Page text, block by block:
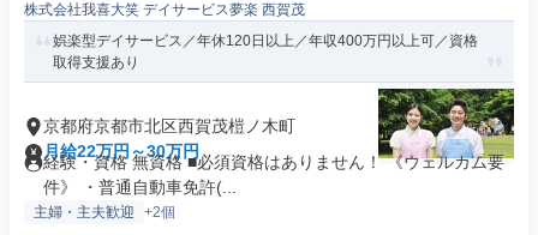
株式会社我喜大笑 デイサービス夢楽 西賀茂
娯楽型デイサービス／年休120日以上／年収400万円以上可／資格
取得支援あり
京都府京都市北区西賀茂榿ノ木町
月給22万円～30万円
経験・資格 無資格 ■必須資格はありません！ 《ウェルカム要
件》 ・普通自動車免許(...
主婦・主夫歓迎 +2個